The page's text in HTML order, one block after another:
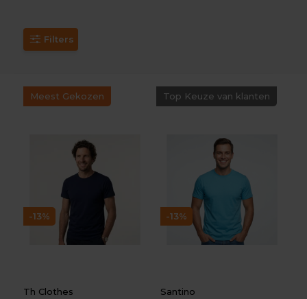
Filters
-13%
Th Clothes
Meest Gekozen
-13%
Santino
Top Keuze van klanten